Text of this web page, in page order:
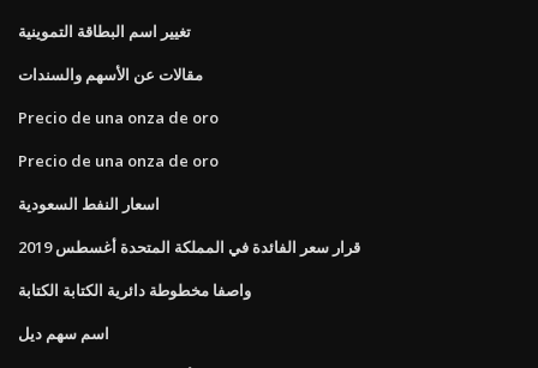
تغيير اسم البطاقة التموينية
مقالات عن الأسهم والسندات
Precio de una onza de oro
Precio de una onza de oro
اسعار النفط السعودية
قرار سعر الفائدة في المملكة المتحدة أغسطس 2019
واصفا مخطوطة دائرية الكتابة الكتابة
اسم سهم ديل